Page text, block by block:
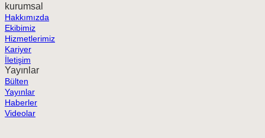
kurumsal
Hakkımızda
Ekibimiz
Hizmetlerimiz
Kariyer
İletişim
Yayınlar
Bülten
Yayınlar
Haberler
Videolar